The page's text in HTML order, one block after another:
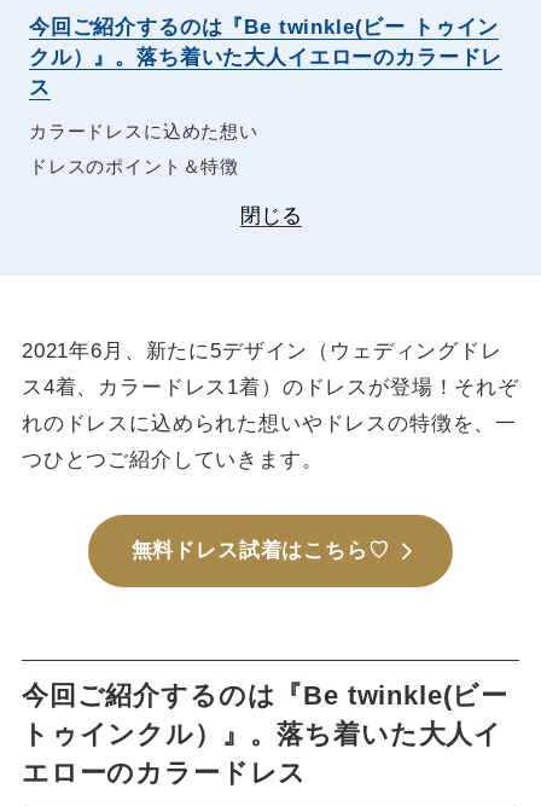
今回ご紹介するのは『Be twinkle(ビー トゥイン
クル）』。落ち着いた大人イエローのカラードレ
ス
カラードレスに込めた想い
ドレスのポイント＆特徴
閉じる
2021年6月、新たに5デザイン（ウェディングドレ
ス4着、カラードレス1着）のドレスが登場！それぞ
れのドレスに込められた想いやドレスの特徴を、一
つひとつご紹介していきます。
無料ドレス試着はこちら♡
今回ご紹介するのは『Be twinkle(ビー
トゥインクル）』。落ち着いた大人イ
エローのカラードレス